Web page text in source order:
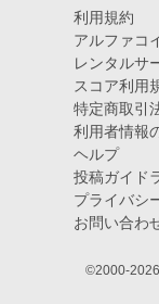
利用規約
アルファコ
レンタルサ
スコア利用
特定商取引
利用者情報
ヘルプ
投稿ガイド
プライバシ
お問い合わ
©2000-